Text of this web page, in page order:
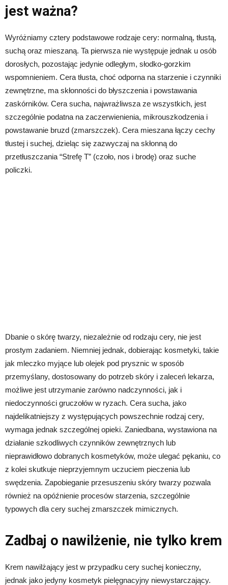
jest ważna?
Wyróżniamy cztery podstawowe rodzaje cery: normalną, tłustą,
suchą oraz mieszaną. Ta pierwsza nie występuje jednak u osób
dorosłych, pozostając jedynie odległym, słodko-gorzkim
wspomnieniem. Cera tłusta, choć odporna na starzenie i czynniki
zewnętrzne, ma skłonności do błyszczenia i powstawania
zaskórników. Cera sucha, najwrażliwsza ze wszystkich, jest
szczególnie podatna na zaczerwienienia, mikrouszkodzenia i
powstawanie bruzd (zmarszczek). Cera mieszana łączy cechy
tłustej i suchej, dzieląc się zazwyczaj na skłonną do
przetłuszczania “Strefę T” (czoło, nos i brodę) oraz suche
policzki.
Dbanie o skórę twarzy, niezależnie od rodzaju cery, nie jest
prostym zadaniem. Niemniej jednak, dobierając kosmetyki, takie
jak mleczko myjące lub olejek pod prysznic w sposób
przemyślany, dostosowany do potrzeb skóry i zaleceń lekarza,
możliwe jest utrzymanie zarówno nadczynności, jak i
niedoczynności gruczołów w ryzach. Cera sucha, jako
najdelikatniejszy z występujących powszechnie rodzaj cery,
wymaga jednak szczególnej opieki. Zaniedbana, wystawiona na
działanie szkodliwych czynników zewnętrznych lub
nieprawidłowo dobranych kosmetyków, może ulegać pękaniu, co
z kolei skutkuje nieprzyjemnym uczuciem pieczenia lub
swędzenia. Zapobieganie przesuszeniu skóry twarzy pozwala
również na opóźnienie procesów starzenia, szczególnie
typowych dla cery suchej zmarszczek mimicznych.
Zadbaj o nawilżenie, nie tylko krem
Krem nawilżający jest w przypadku cery suchej konieczny,
jednak jako jedyny kosmetyk pielęgnacyjny niewystarczający.